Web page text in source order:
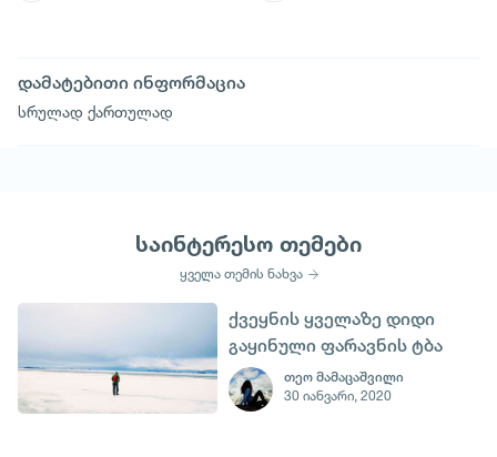
დამატებითი ინფორმაცია
სრულად ქართულად
საინტერესო თემები
ყველა თემის ნახვა
ქვეყნის ყველაზე დიდი
გაყინული ფარავნის ტბა
თეო მამაცაშვილი
30 იანვარი, 2020